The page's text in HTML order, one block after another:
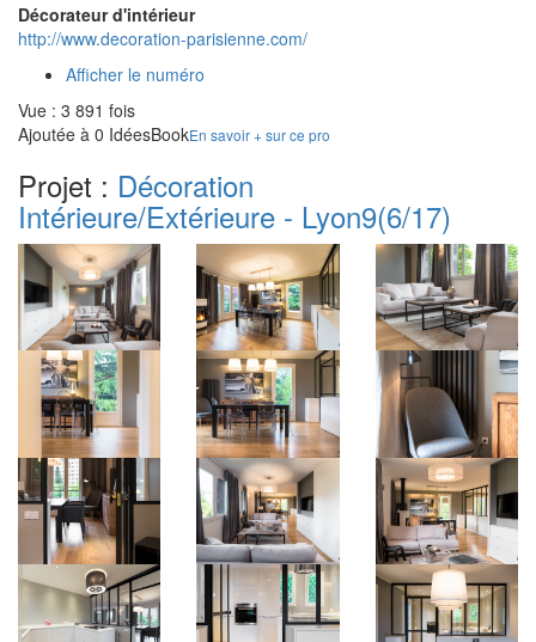
Décorateur d'intérieur
http://www.decoration-parisienne.com/
Afficher le numéro
Vue : 3 891 fois
Ajoutée à 0 IdéesBookEn savoir + sur ce pro
Projet : Décoration
Intérieure/Extérieure - Lyon9(6/17)